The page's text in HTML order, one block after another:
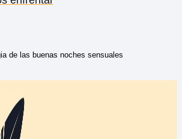
de las buenas noches sensuales